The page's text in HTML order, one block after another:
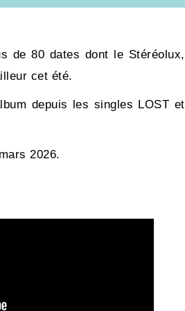
de 80 dates dont le Stéréolux,
cet été.
depuis les singles LOST et
2026.